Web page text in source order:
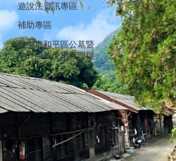
遊說法資訊專區
補助專區
臺中市和平區公墓暨
納骨設施使用管理辦
法